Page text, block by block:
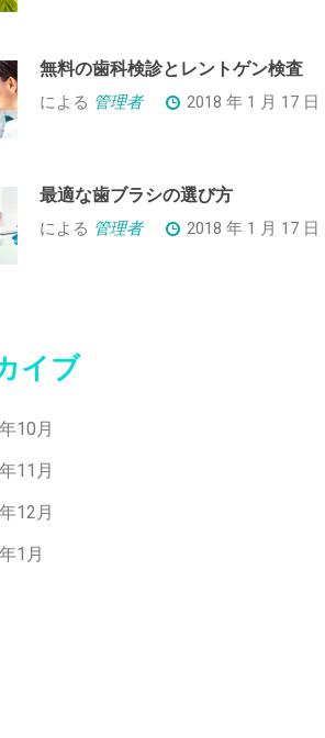
無料の歯科検診とレントゲン検査
による 管理者 2018 年 1 月 17 日
最適な歯ブラシの選び方
による 管理者 2018 年 1 月 17 日
イブ
10月
11月
12月
1月